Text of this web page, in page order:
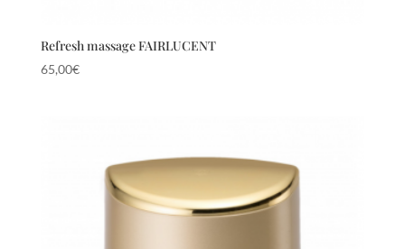
Refresh massage FAIRLUCENT
65,00€